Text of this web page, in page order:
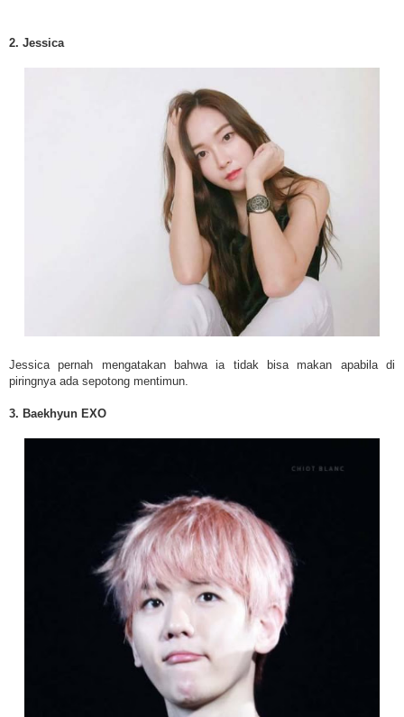
2. Jessica
Jessica pernah mengatakan bahwa ia tidak bisa makan apabila di
piringnya ada sepotong mentimun.
3. Baekhyun EXO